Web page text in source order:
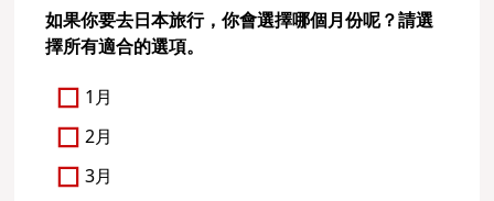
如果你要去日本旅行，你會選擇哪個月份呢？請選
擇所有適合的選項。
1月
2月
3月